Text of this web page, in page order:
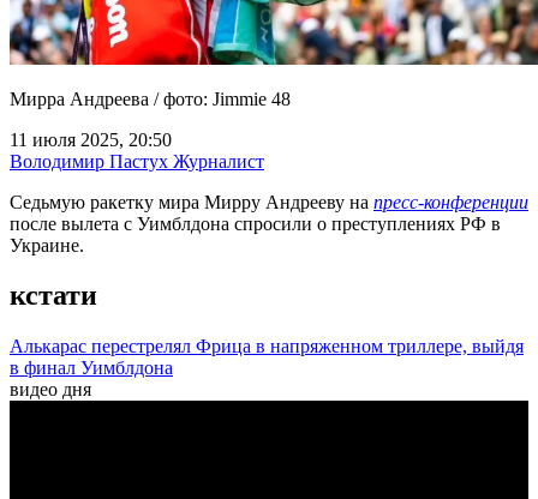
Мирра Андреева / фото: Jimmie 48
11 июля 2025, 20:50
Володимир Пастух Журналист
Седьмую ракетку мира Мирру Андрееву на пресс-конференции
после вылета с Уимблдона спросили о преступлениях РФ в
Украине.
кстати
Алькарас перестрелял Фрица в напряженном триллере, выйдя
в финал Уимблдона
видео дня